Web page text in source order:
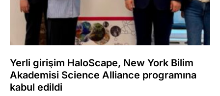
Yerli girişim HaloScape, New York Bilim
Akademisi Science Alliance programına
kabul edildi